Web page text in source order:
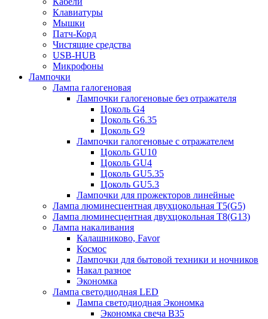
Клавиатуры
Мышки
Патч-Корд
Чистящие средства
USB-HUB
Микрофоны
Лампочки
Лампа галогеновая
Лампочки галогеновые без отражателя
Цоколь G4
Цоколь G6.35
Цоколь G9
Лампочки галогеновые с отражателем
Цоколь GU10
Цоколь GU4
Цоколь GU5.35
Цоколь GU5.3
Лампочки для прожекторов линейные
Лампа люминесцентная двухцокольная Т5(G5)
Лампа люминесцентная двухцокольная Т8(G13)
Лампа накаливания
Калашниково, Favor
Космос
Лампочки для бытовой техники и ночников
Накал разное
Экономка
Лампа светодиодная LED
Лампа светодиодная Экономка
Экономка свеча B35